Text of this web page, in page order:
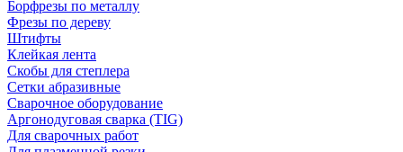
Борфрезы по металлу
Фрезы по дереву
Штифты
Клейкая лента
Скобы для степлера
Сетки абразивные
Сварочное оборудование
Аргонодуговая сварка (TIG)
Для сварочных работ